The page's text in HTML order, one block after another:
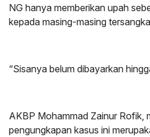
NG hanya memberikan upah
kepada masing-masing
“Sisanya belum dibayarkan
AKBP Mohammad Zainur Rofik,
pengungkapan kasus ini